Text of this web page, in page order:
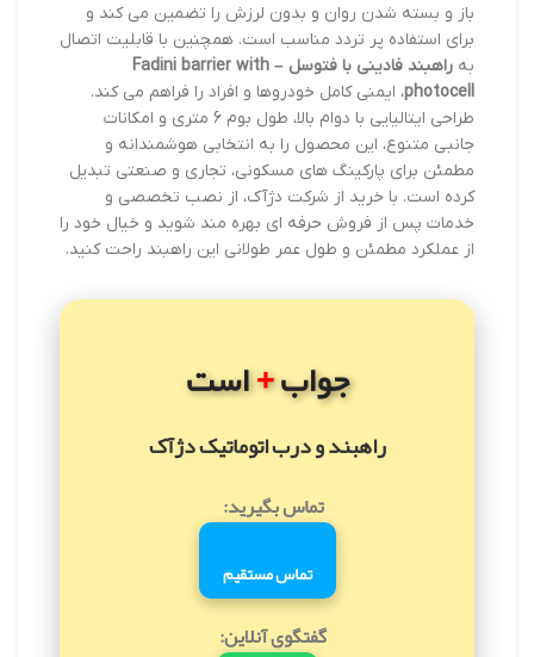
باز و بسته شدن روان و بدون لرزش را تضمین می کند و
برای استفاده پر تردد مناسب است. همچنین با قابلیت اتصال
به
راهبند فادینی با فتوسل – Fadini barrier with
photocell، ایمنی کامل خودروها و افراد را فراهم می کند.
طراحی ایتالیایی با دوام بالا، طول بوم 6 متری و امکانات
جانبی متنوع، این محصول را به انتخابی هوشمندانه و
مطمئن برای پارکینگ های مسکونی، تجاری و صنعتی تبدیل
کرده است. با خرید از شرکت دژآک، از نصب تخصصی و
خدمات پس از فروش حرفه ای بهره مند شوید و خیال خود را
از عملکرد مطمئن و طول عمر طولانی این راهبند راحت کنید.
جواب+است
راهبند و درب اتوماتیک دژآک
تماس بگیرید:
تماس مستقیم
گفتگوی آنلاین: